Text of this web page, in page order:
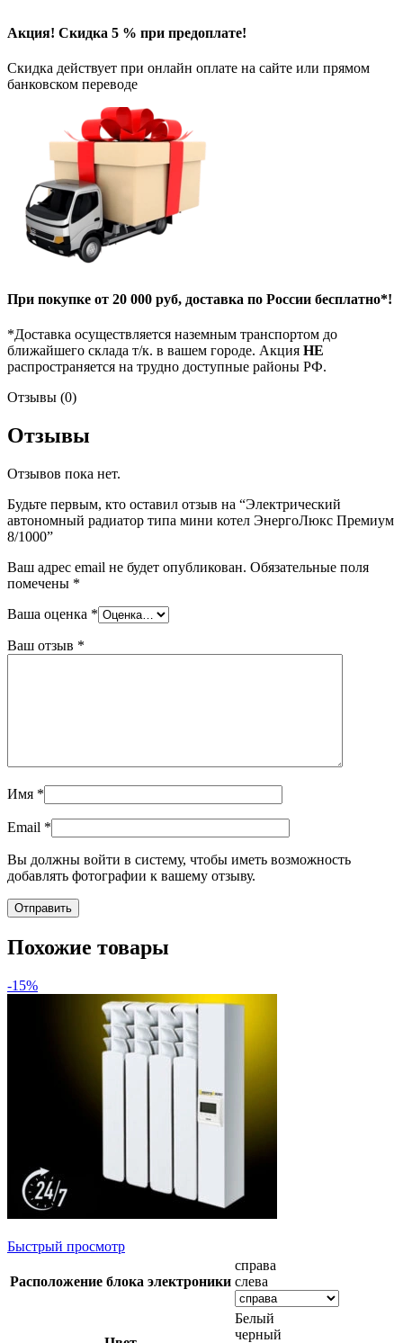
Акция! Скидка 5 % при предоплате!
Скидка действует при онлайн оплате на сайте или прямом
банковском переводе
При покупке от 20 000 руб, доставка по России бесплатно*!
*Доставка осуществляется наземным транспортом до
ближайшего склада т/к. в вашем городе. Акция НЕ
распространяется на трудно доступные районы РФ.
Отзывы (0)
Отзывы
Отзывов пока нет.
Будьте первым, кто оставил отзыв на “Электрический
автономный радиатор типа мини котел ЭнергоЛюкс Премиум
8/1000”
Ваш адрес email не будет опубликован. Обязательные поля
помечены *
Ваша оценка *
Ваш отзыв *
Имя *
Email *
Вы должны войти в систему, чтобы иметь возможность
добавлять фотографии к вашему отзыву.
Похожие товары
-15%
Быстрый просмотр
Расположение блока электроники
справа
слева
Белый
черный